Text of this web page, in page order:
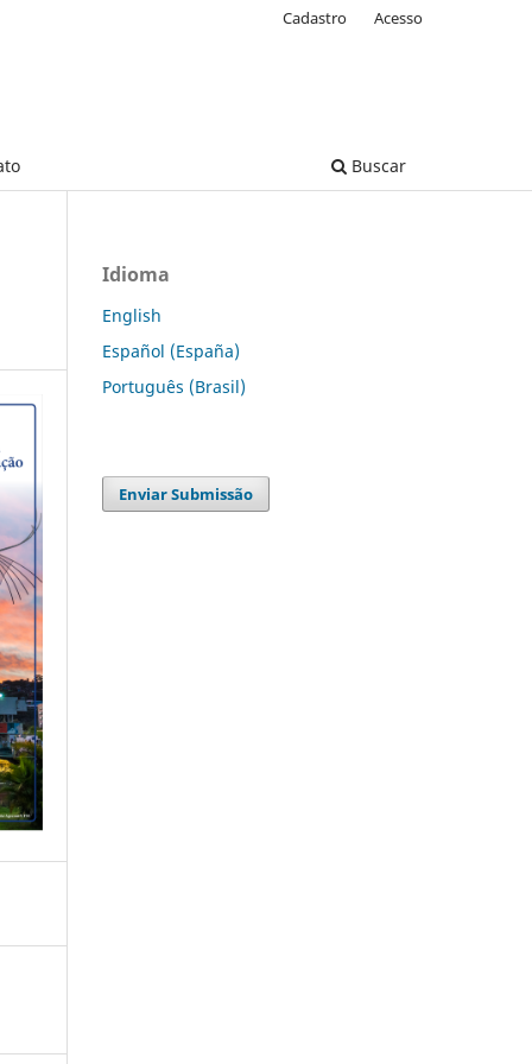
Buscar
Cadastro Acesso
Idioma
English
Español (España)
Português (Brasil)
Enviar Submissão